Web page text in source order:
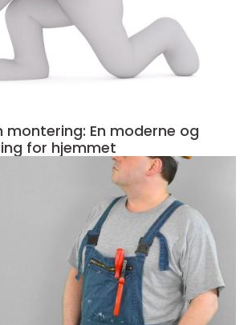
montering: En moderne og
for hjemmet